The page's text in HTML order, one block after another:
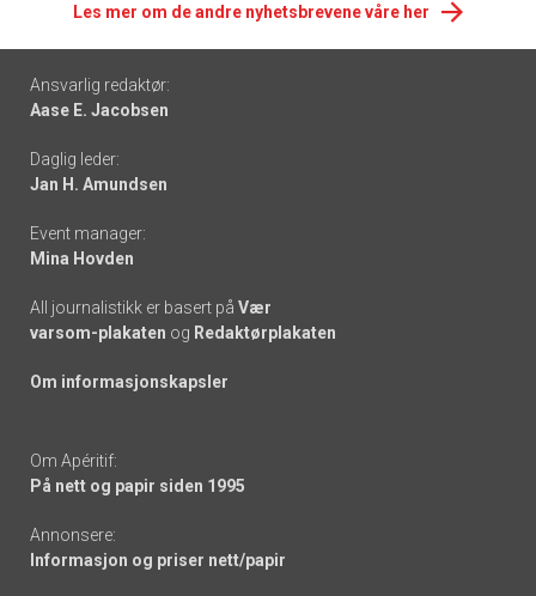
Les mer om de andre nyhetsbrevene våre her
Footer
-
links
Ansvarlig redaktør:
Aase E. Jacobsen
Daglig leder:
Jan H. Amundsen
Event manager:
Mina Hovden
All journalistikk er basert på Vær
varsom-plakaten og Redaktørplakaten
Om informasjonskapsler
Om Apéritif:
På nett og papir siden 1995
Annonsere:
Informasjon og priser nett/papir